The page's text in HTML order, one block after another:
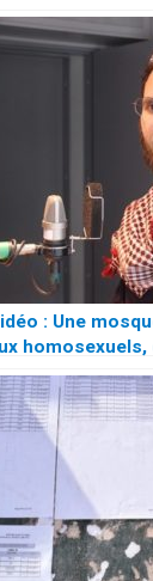
: Une
homosexuels,